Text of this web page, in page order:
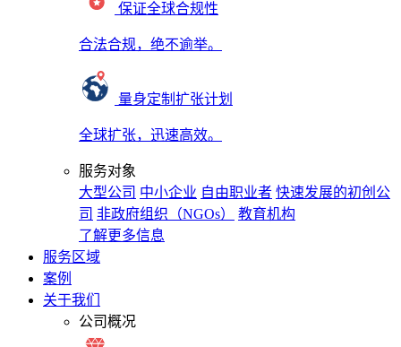
保证全球合规性
合法合规，绝不逾举。
量身定制扩张计划
全球扩张，迅速高效。
服务对象
大型公司 中小企业 自由职业者 快速发展的初创公
司 非政府组织（NGOs）
教育机构
了解更多信息
服务区域
案例
关于我们
公司概况